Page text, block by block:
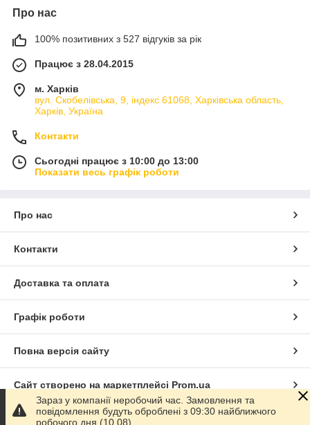
Про нас
100% позитивних з 527 відгуків за рік
Працює з 28.04.2015
м. Харків
вул. Скобелівська, 9, індекс 61068, Харківська область,
Харків, Україна
Контакти
Сьогодні працює з 10:00 до 13:00
Показати весь графік роботи
Про нас
Контакти
Доставка та оплата
Графік роботи
Повна версія сайту
Сайт створено на маркетплейсі Prom.ua
Політика конфіденційності
Зараз у компанії неробочий час. Замовлення та
повідомлення будуть оброблені з 09:30 найближчого
робочого дня (10.08).